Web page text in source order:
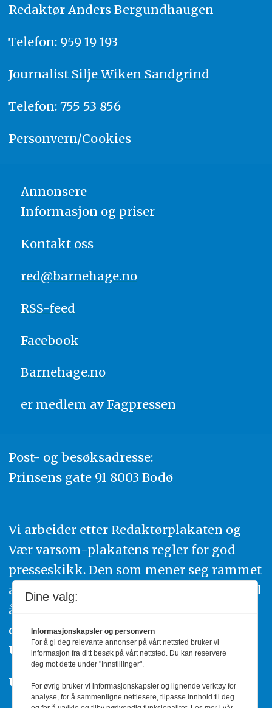
Redaktør Anders Bergundhaugen
Telefon: 959 19 193
Journalist Silje Wiken Sandgrind
Telefon: 755 53 856
Personvern/Cookies
Annonsere
Informasjon og priser
Kontakt oss
red@barnehage.no
RSS-feed
Facebook
Barnehage.no
er medlem av Fagpressen
Post- og besøksadresse:
Prinsens gate 91 8003 Bodø
Vi arbeider etter Redaktørplakaten og
Vær varsom-plakatens regler for god
presseskikk. Den som mener seg rammet
av urettmessig publisering, oppfordres til
å ta kontakt med redaksjonen. Du kan
også klage inn saker til Pressens Faglige
Utvalg,www.pfu.no.
Utgiver: PBL
Dine valg:
Informasjonskapsler og personvern
For å gi deg relevante annonser på vårt nettsted bruker vi
informasjon fra ditt besøk på vårt nettsted. Du kan reservere
deg mot dette under "Innstillinger".
For øvrig bruker vi informasjonskapsler og lignende verktøy for
analyse, for å sammenligne nettlesere, tilpasse innhold til deg